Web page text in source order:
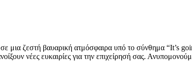
μια ζεστή βαυαρική ατμόσφαιρα υπό το σύνθημα “It’s
νέες ευκαιρίες για την επιχείρησή σας.